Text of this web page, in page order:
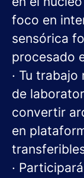
foco en
sensórica
procesado
· Tu
de
convertir
en
·